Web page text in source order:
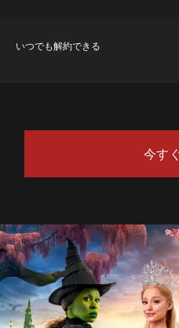
いつでも解約できる
今す